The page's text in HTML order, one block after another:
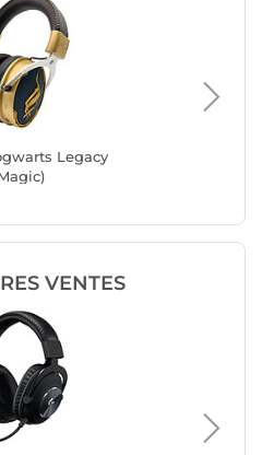
Legacy
VENTES